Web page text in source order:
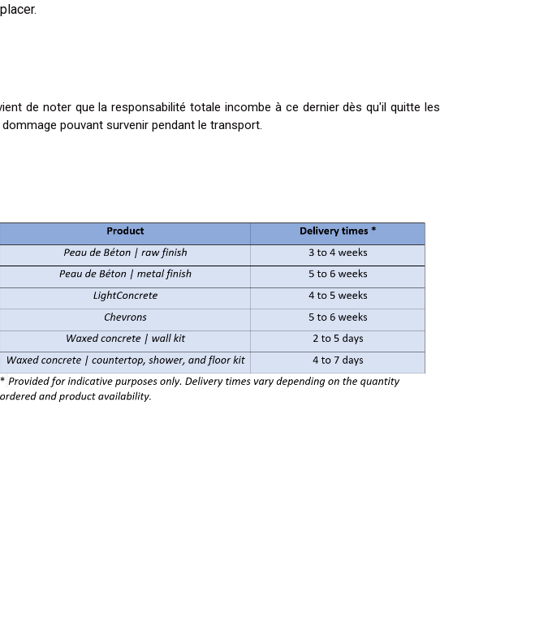
de noter que la responsabilité totale incombe à ce dernier dès qu'il quitte les
pouvant survenir pendant le transport.